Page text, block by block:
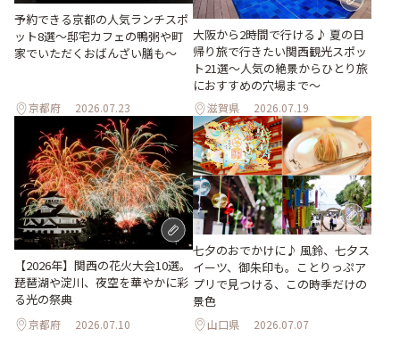
予約できる京都の人気ランチスポ
ット8選～邸宅カフェの鴨粥や町
家でいただくおばんざい膳も～
京都府 2026.07.23
大阪から2時間で行ける♪ 夏の日
帰り旅で行きたい関西観光スポッ
ト21選～人気の絶景からひとり旅
におすすめの穴場まで～
滋賀県 2026.07.19
【2026年】関西の花火大会10選。
琵琶湖や淀川、夜空を華やかに彩
る光の祭典
京都府 2026.07.10
七夕のおでかけに♪ 風鈴、七夕ス
イーツ、御朱印も。ことりっぷア
プリで見つける、この時季だけの
景色
山口県 2026.07.07